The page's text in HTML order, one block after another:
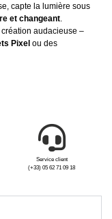
capte la lumière sous
et changeant.
audacieuse –
Pixel ou des
Service client
(+33) 05 62 71 09 18